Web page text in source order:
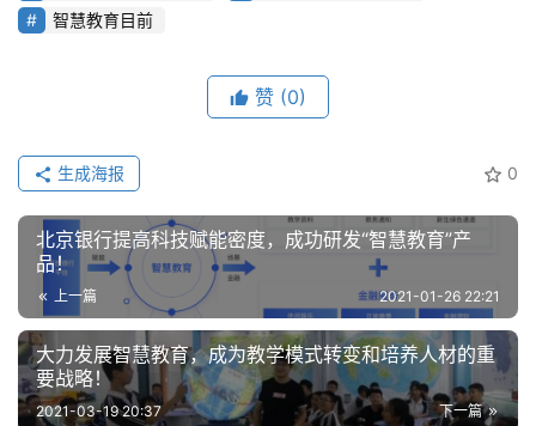
云
来
疗
智
能
驾
驶
智慧教育目前
赞 (0)
0
生成海报
北京银行提高科技赋能密度，成功研发“智慧教育”产
品！
上一篇 2021-01-26 22:21
大力发展智慧教育，成为教学模式转变和培养人材的重
要战略！
下一篇
2021-03-19 20:37